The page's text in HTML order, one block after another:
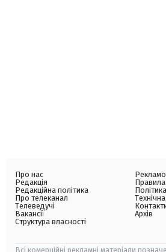
Про нас
Редакція
Редакційна політика
Про телеканал
Телеведучі
Вакансії
Структура власності
Правила
Архів
Всі комерційні рекламні матеріали